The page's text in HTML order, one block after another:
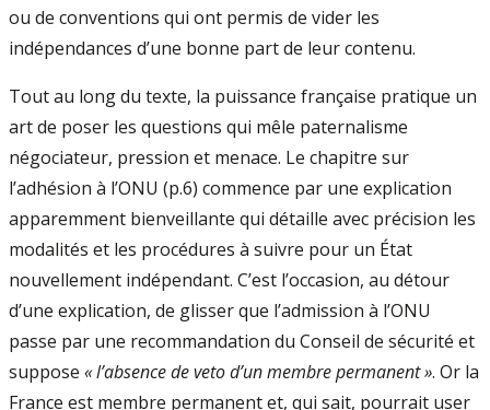
ou de conventions qui ont permis de vider les
indépendances d’une bonne part de leur contenu.
Tout au long du texte, la puissance française pratique un
art de poser les questions qui mêle paternalisme
négociateur, pression et menace. Le chapitre sur
l’adhésion à l’ONU (p.6) commence par une explication
apparemment bienveillante qui détaille avec précision les
modalités et les procédures à suivre pour un État
nouvellement indépendant. C’est l’occasion, au détour
d’une explication, de glisser que l’admission à l’ONU
passe par une recommandation du Conseil de sécurité et
suppose « l’absence de veto d’un membre permanent ». Or la
France est membre permanent et, qui sait, pourrait user